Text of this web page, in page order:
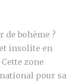
de bohème ?
insolite en
zone
pour sa